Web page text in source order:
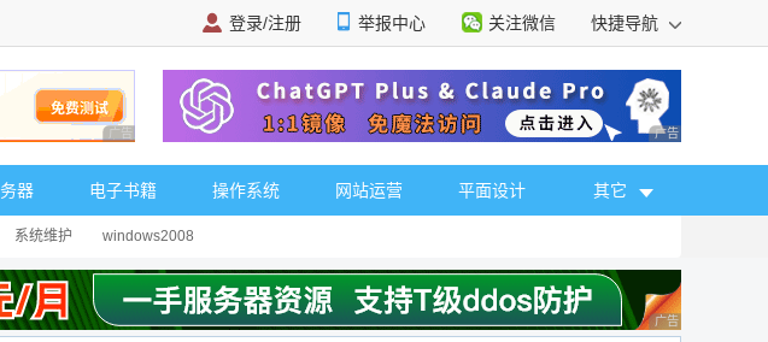
登录/注册 举报中心 关注微信 快捷导航
广告 商业广告，理性选择 广告 商业广告，理
器 电子书籍 操作系统 网站运营 平面设计 其它
系统维护 windows2008
广告 商业广告，理